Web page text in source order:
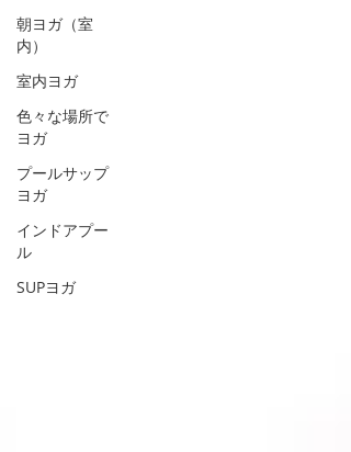
朝ヨガ（室
内）
室内ヨガ
色々な場所で
ヨガ
プールサップ
ヨガ
インドアプー
ル
SUPヨガ